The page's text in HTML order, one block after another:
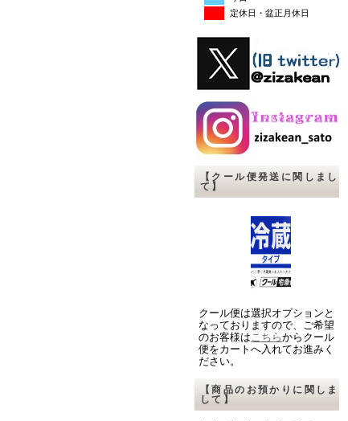
定休日・盆正月休日
【クール便発送に関しまし
て】
クール便は選択オプションと
なっておりますので、ご希望
のお客様はこちらからクール
便をカートへ入れてお進みく
ださい。
【商品のお預かりに関しま
して】